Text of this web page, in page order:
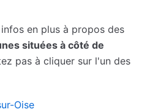
en plus à propos des
situées à côté de
pas à cliquer sur l'un des
Oise